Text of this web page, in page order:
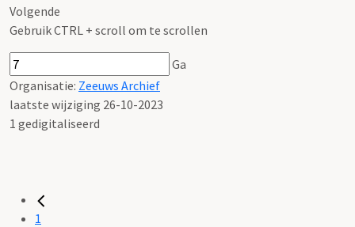
Volgende
Gebruik CTRL + scroll om te scrollen
Ga
Organisatie: Zeeuws Archief
laatste wijziging 26-10-2023
1 gedigitaliseerd
1